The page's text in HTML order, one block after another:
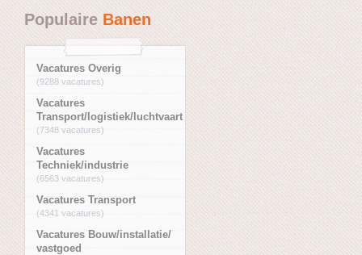
PopulaireBanen
Vacatures Overig
(9288 vacatures)
Vacatures
Transport/logistiek/luchtvaart
(7348 vacatures)
Vacatures
Techniek/industrie
(6563 vacatures)
Vacatures Transport
(4341 vacatures)
Vacatures Bouw/installatie/
vastgoed